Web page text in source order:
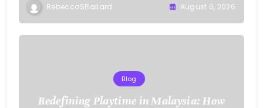
RebeccaSBallard August 6, 2026
Blog
Redefining Playtime in Malaysia: How